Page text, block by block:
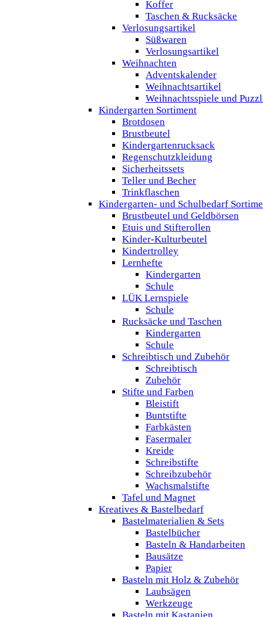
Koffer
Taschen & Rucksäcke
Verlosungsartikel
Süßwaren
Verlosungsartikel
Weihnachten
Adventskalender
Weihnachtsartikel
Weihnachtsspiele und
Kindergarten Sortiment
Brotdosen
Brustbeutel
Kindergartenrucksack
Regenschutzkleidung
Sicherheitssets
Teller und Becher
Trinkflaschen
Kindergarten- und Schulbedarf
Brustbeutel und Geldbörsen
Etuis und Stifterollen
Kinder-Kulturbeutel
Kindertrolley
Lernhefte
Kindergarten
Schule
LÜK Lernspiele
Schule
Rucksäcke und Taschen
Kindergarten
Schule
Schreibtisch und Zubehör
Schreibtisch
Zubehör
Stifte und Farben
Bleistift
Buntstifte
Farbkästen
Fasermaler
Kreide
Schreibstifte
Schreibzubehör
Wachsmalstifte
Tafel und Magnet
Kreatives & Bastelbedarf
Bastelmaterialien & Sets
Bastelbücher
Basteln & Handarbeiten
Bausätze
Papier
Basteln mit Holz & Zubehör
Laubsägen
Werkzeuge